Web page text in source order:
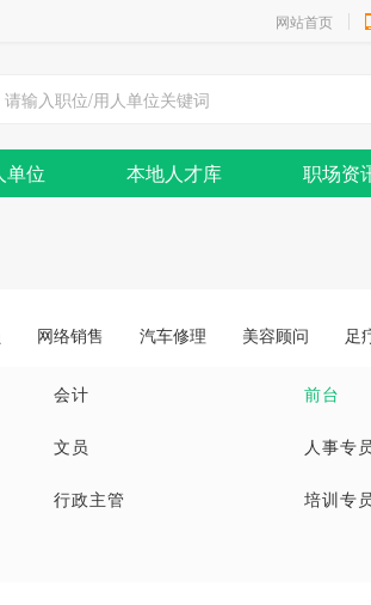
网站首页
单位 本地人才库 职场资
网络销售 汽车修理 美容顾问 足
会计 前台
文员 人事专
行政主管 培训专